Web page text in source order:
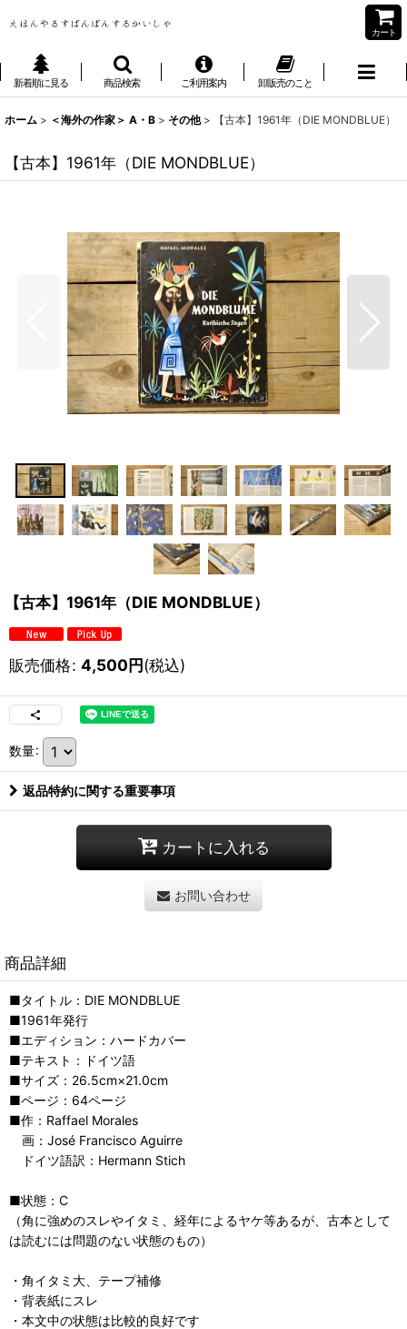
カート
新着順に見る 商品検索 ご利用案内 卸販売のこと
ホーム > ＜海外の作家＞ A・B > その他 > 【古本】1961年（DIE MONDBLUE）
【古本】1961年（DIE MONDBLUE）
【古本】1961年（DIE MONDBLUE）
販売価格: 4,500円(税込)
数量:
返品特約に関する重要事項
カートに入れる
お問い合わせ
商品詳細
■タイトル：DIE MONDBLUE
■1961年発行
■エディション：ハードカバー
■テキスト：ドイツ語
■サイズ：26.5cm×21.0cm
■ページ：64ページ
■作：Raffael Morales
画：José Francisco Aguirre
ドイツ語訳：Hermann Stich
■状態：C
（角に強めのスレやイタミ、経年によるヤケ等あるが、古本として
は読むには問題のない状態のもの）
・角イタミ大、テープ補修
・背表紙にスレ
・本文中の状態は比較的良好です